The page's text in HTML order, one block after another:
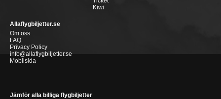
Kiwi
Allaflygbiljetter.se
Om oss
FAQ
Privacy Policy
info@allaflygbiljetter.se
Mobilsida
Jämför alla billiga flygbiljetter